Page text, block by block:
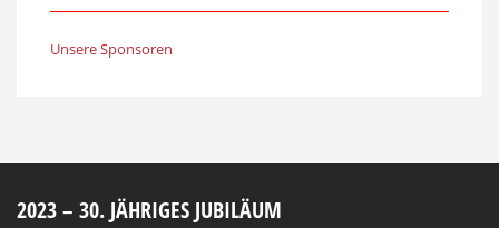
Unsere Sponsoren
2023 – 30. JÄHRIGES JUBILÄUM